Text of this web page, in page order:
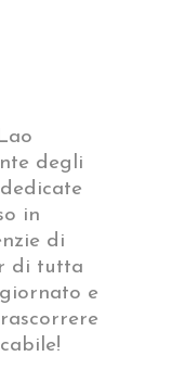
degli
in
di
di tutta
e